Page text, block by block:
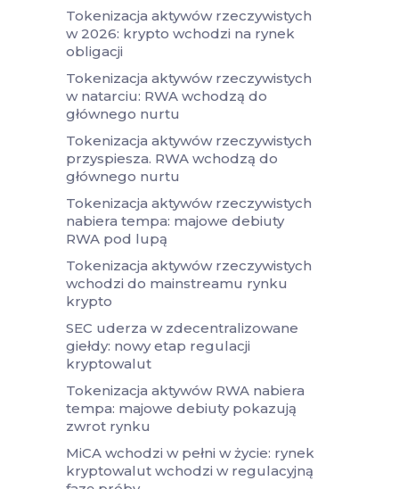
Tokenizacja aktywów rzeczywistych
w 2026: krypto wchodzi na rynek
obligacji
Tokenizacja aktywów rzeczywistych
w natarciu: RWA wchodzą do
głównego nurtu
Tokenizacja aktywów rzeczywistych
przyspiesza. RWA wchodzą do
głównego nurtu
Tokenizacja aktywów rzeczywistych
nabiera tempa: majowe debiuty
RWA pod lupą
Tokenizacja aktywów rzeczywistych
wchodzi do mainstreamu rynku
krypto
SEC uderza w zdecentralizowane
giełdy: nowy etap regulacji
kryptowalut
Tokenizacja aktywów RWA nabiera
tempa: majowe debiuty pokazują
zwrot rynku
MiCA wchodzi w pełni w życie: rynek
kryptowalut wchodzi w regulacyjną